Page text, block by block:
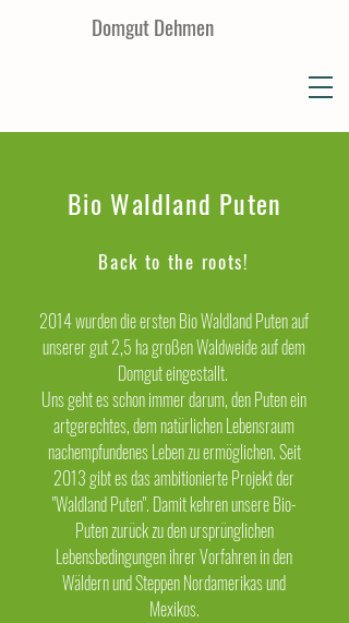
Domgut Dehmen
Bio Waldland Puten
Back to the roots!
2014 wurden die ersten Bio Waldland Puten auf
unserer gut 2,5 ha großen Waldweide auf dem
Domgut eingestallt.
Uns geht es schon immer darum, den Puten ein
artgerechtes, dem natürlichen Lebensraum
nachempfundenes Leben zu ermöglichen. Seit
2013 gibt es das ambitionierte Projekt der
"Waldland Puten". Damit kehren unsere Bio-
Puten zurück zu den ursprünglichen
Lebensbedingungen ihrer Vorfahren in den
Wäldern und Steppen Nordamerikas und
Mexikos.